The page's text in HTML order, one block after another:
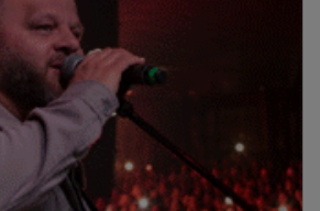
desde la administración
y administrativos vigentes.